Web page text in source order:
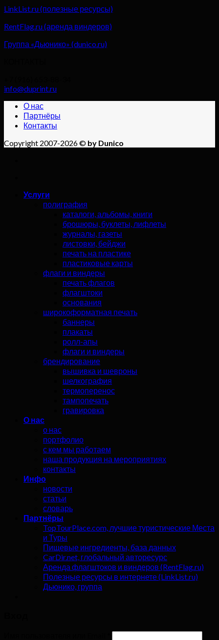
LinkList.ru (полезные ресурсы)
RentFlag.ru (аренда виндеров)
Группа «Дьюнико» (dunico.ru)
info@duprint.ru
О нас
Партнёры
Контакты
Copyright 2007-2026 © by Dunico
Услуги
полиграфия
каталоги, альбомы, книги
брошюры, буклеты, лифлеты
журналы, газеты
листовки, бейджи
печать на пластике
пластиковые карты
флаги и виндеры
печать флагов
флагштоки
основания
широкоформатная печать
баннеры
плакаты
ролл-апы
флаги и виндеры
брендирование
вышивка и шевроны
шелкография
термоперенос
тампопечать
гравировка
О нас
о нас
портфолио
с кем мы работаем
наша продукция на мероприятиях
контакты
Инфо
новости
статьи
словарь
Партнёры
TopTourPlace.com, лучшие туристические Места
и Туры
Пищевые ингредиенты, база данных
CarDir.net, глобальный авторесурс
Аренда флагштоков и виндеров (RentFlag.ru)
Полезные ресурсы в интернете (LinkList.ru)
Дьюнико, группа